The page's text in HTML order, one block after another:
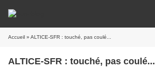
Accueil » ALTICE-SFR : touché, pas coulé...
ALTICE-SFR : touché, pas coulé...